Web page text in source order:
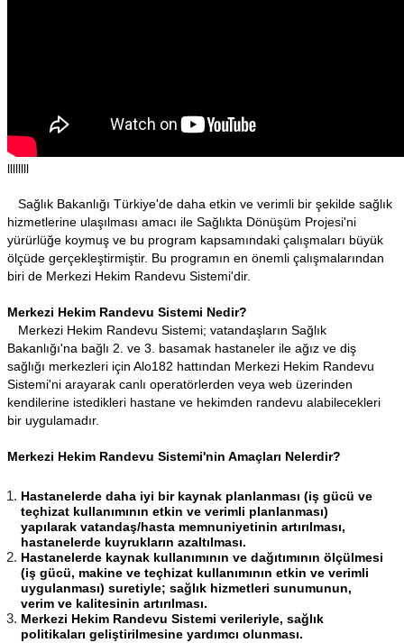
llllllll
Sağlık Bakanlığı Türkiye'de daha etkin ve verimli bir şekilde sağlık
hizmetlerine ulaşılması amacı ile Sağlıkta Dönüşüm Projesi'ni
yürürlüğe koymuş ve bu program kapsamındaki çalışmaları büyük
ölçüde gerçekleştirmiştir. Bu programın en önemli çalışmalarından
biri de Merkezi Hekim Randevu Sistemi'dir.
Merkezi Hekim Randevu Sistemi Nedir?
Merkezi Hekim Randevu Sistemi; vatandaşların Sağlık
Bakanlığı'na bağlı 2. ve 3. basamak hastaneler ile ağız ve diş
sağlığı merkezleri için Alo182 hattından Merkezi Hekim Randevu
Sistemi'ni arayarak canlı operatörlerden veya web üzerinden
kendilerine istedikleri hastane ve hekimden randevu alabilecekleri
bir uygulamadır.
Merkezi Hekim Randevu Sistemi'nin Amaçları Nelerdir?
Hastanelerde daha iyi bir kaynak planlanması (iş gücü ve
teçhizat kullanımının etkin ve verimli planlanması)
yapılarak vatandaş/hasta memnuniyetinin artırılması,
hastanelerde kuyrukların azaltılması.
Hastanelerde kaynak kullanımının ve dağıtımının ölçülmesi
(iş gücü, makine ve teçhizat kullanımının etkin ve verimli
uygulanması) suretiyle; sağlık hizmetleri sunumunun,
verim ve kalitesinin artırılması.
Merkezi Hekim Randevu Sistemi verileriyle, sağlık
politikaları geliştirilmesine yardımcı olunması.